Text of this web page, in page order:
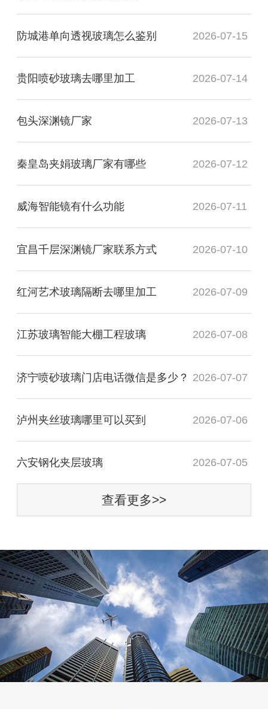
防城港单向透视玻璃怎么鉴别 2026-07-15
贵阳喷砂玻璃去哪里加工 2026-07-14
包头深渊镜厂家 2026-07-13
秦皇岛夹娟玻璃厂家有哪些 2026-07-12
威海智能镜有什么功能 2026-07-11
宜昌千层深渊镜厂家联系方式 2026-07-10
红河艺术玻璃隔断去哪里加工 2026-07-09
江苏玻璃智能大棚工程玻璃 2026-07-08
济宁喷砂玻璃门店电话微信是多少？ 2026-07-07
泸州夹丝玻璃哪里可以买到 2026-07-06
六安钢化夹层玻璃 2026-07-05
查看更多>>